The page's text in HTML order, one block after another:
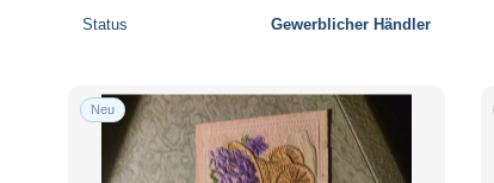
Status Gewerblicher Händler
Neu